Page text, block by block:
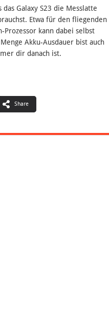
Galaxy S23 die Messlatte
Etwa für den fliegenden
Prozessor kann dabei selbst
Akku-Ausdauer bist auch
dir danach ist.
Share